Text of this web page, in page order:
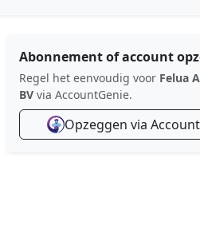
Abonnement of account
Regel het eenvoudig voor Felua
BV via AccountGenie.
Opzeggen via